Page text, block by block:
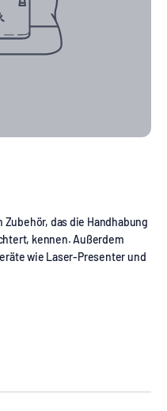
das die Handhabung
kennen. Außerdem
wie Laser-Presenter und